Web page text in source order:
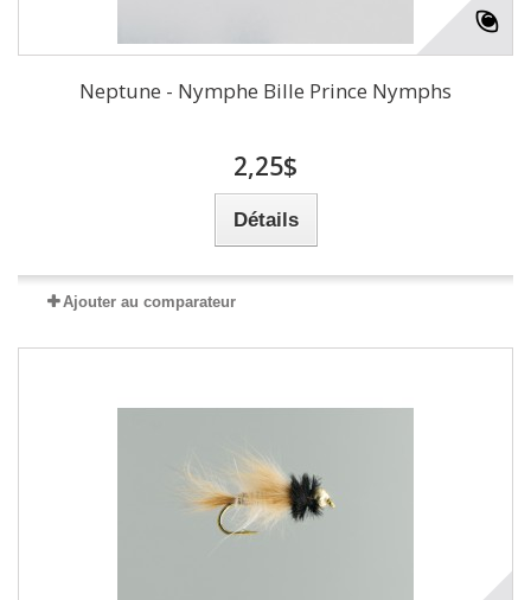
Neptune - Nymphe Bille Prince Nymphs
2,25$
Détails
Ajouter au comparateur